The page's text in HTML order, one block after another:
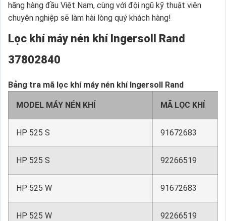
hãng hàng đầu Việt Nam, cùng với đội ngũ kỹ thuật viên
chuyên nghiệp sẽ làm hài lòng quý khách hàng!
Lọc khí máy nén khí Ingersoll Rand
37802840
Bảng tra mã lọc khí máy nén khí Ingersoll Rand
MODEL MÁY NÉN KHÍ MÃ LỌC KHÍ
HP 525 S 91672683
HP 525 S 92266519
HP 525 W 91672683
HP 525 W 92266519